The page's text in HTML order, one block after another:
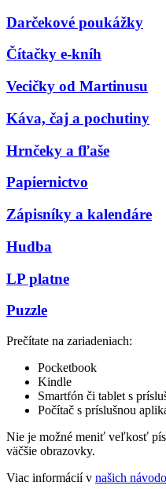
Darčekové poukážky
Čítačky e-kníh
Vecičky od Martinusu
Káva, čaj a pochutiny
Hrnčeky a fľaše
Papiernictvo
Zápisníky a kalendáre
Hudba
LP platne
Puzzle
Prečítate na zariadeniach:
Pocketbook
Kindle
Smartfón či tablet s
Počítač s príslušnou
Nie je možné meniť veľkosť
väčšie obrazovky.
Viac informácií v našich